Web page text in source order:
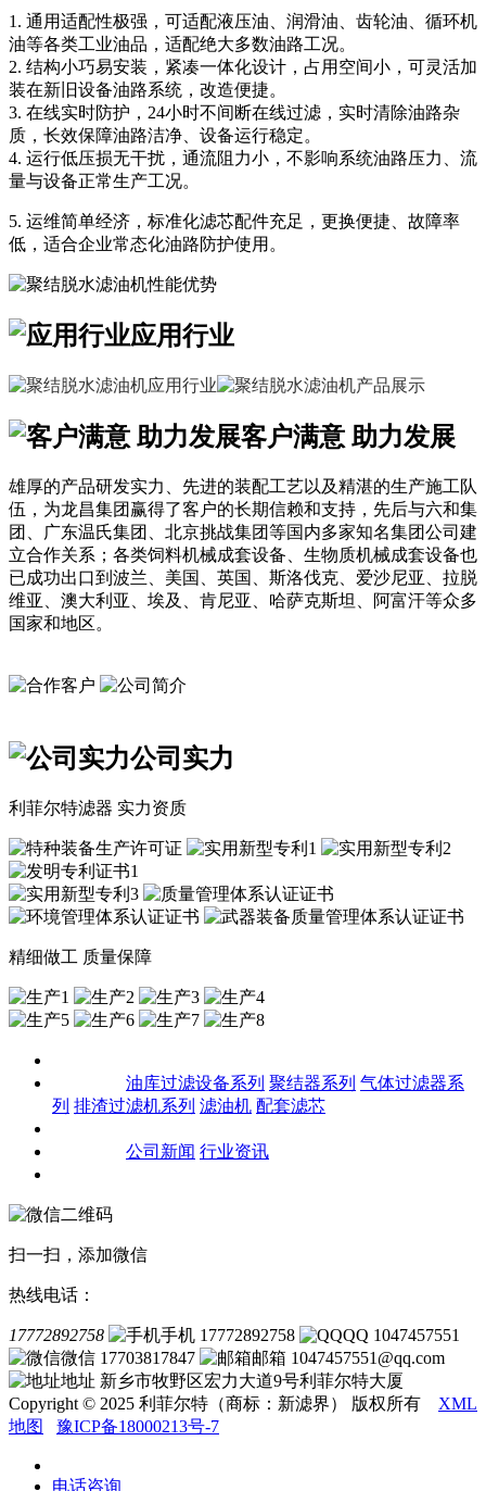
1. 通用适配性极强，可适配液压油、润滑油、齿轮油、循环机
油等各类工业油品，适配绝大多数油路工况。
2. 结构小巧易安装，紧凑一体化设计，占用空间小，可灵活加
装在新旧设备油路系统，改造便捷。
3. 在线实时防护，24小时不间断在线过滤，实时清除油路杂
质，长效保障油路洁净、设备运行稳定。
4. 运行低压损无干扰，通流阻力小，不影响系统油路压力、流
量与设备正常生产工况。
5. 运维简单经济，标准化滤芯配件充足，更换便捷、故障率
低，适合企业常态化油路防护使用。
应用行业
客户满意 助力发展
雄厚的产品研发实力、先进的装配工艺以及精湛的生产施工队
伍，为龙昌集团赢得了客户的长期信赖和支持，先后与六和集
团、广东温氏集团、北京挑战集团等国内多家知名集团公司建
立合作关系；各类饲料机械成套设备、生物质机械成套设备也
已成功出口到波兰、美国、英国、斯洛伐克、爱沙尼亚、拉脱
维亚、澳大利亚、埃及、肯尼亚、哈萨克斯坦、阿富汗等众多
国家和地区。
公司实力
利菲尔特滤器 实力资质
精细做工 质量保障
油库过滤设备系列 聚结器系列 气体过滤器系
列 排渣过滤机系列 滤油机 配套滤芯
公司新闻 行业资讯
扫一扫，添加微信
热线电话：
17772892758 手机 17772892758
QQ 1047457551
微信 17703817847
邮箱 1047457551@qq.com
地址 新乡市牧野区宏力大道9号利菲尔特大厦
Copyright © 2025 利菲尔特（商标：新滤界） 版权所有 XML
地图
豫ICP备18000213号-7
电话咨询